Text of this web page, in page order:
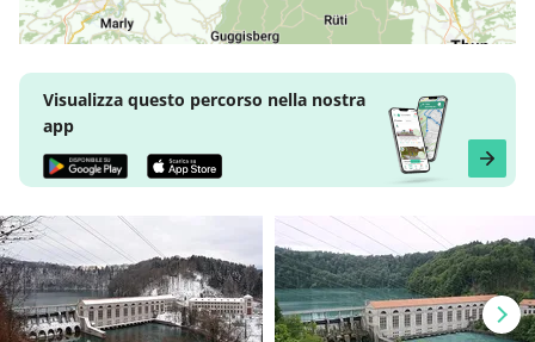
Visualizza questo percorso nella nostra
app